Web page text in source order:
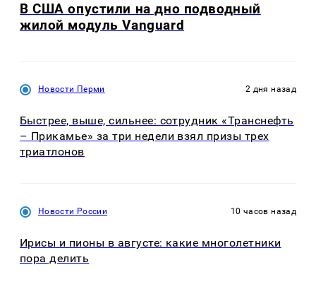
В США опустили на дно подводный
жилой модуль Vanguard
Новости Перми 2 дня назад
Быстрее, выше, сильнее: сотрудник «Транснефть
– Прикамье» за три недели взял призы трех
триатлонов
Новости России 10 часов назад
Ирисы и пионы в августе: какие многолетники
пора делить